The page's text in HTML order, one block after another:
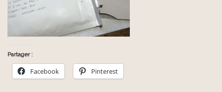
Partager :
Facebook Pinterest